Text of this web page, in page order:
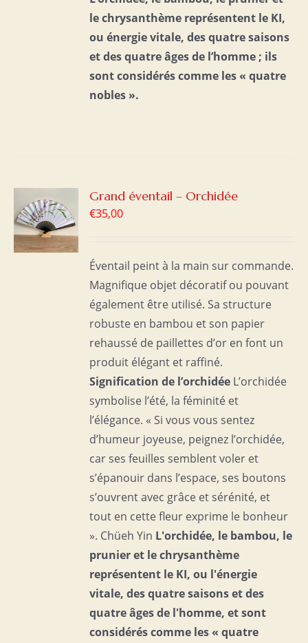
le chrysanthème représentent le KI,
ou énergie vitale, des quatre saisons
et des quatre âges de l’homme ; ils
sont considérés comme les « quatre
nobles ».
Grand éventail – Orchidée
€35,00
Éventail peint à la main sur commande.
Magnifique objet décoratif ou pouvant
également être utilisé. Sa structure
robuste en bambou et son papier
rehaussé de paillettes d’or en font un
produit élégant et raffiné.
Signification de l’orchidée L’orchidée
symbolise l’été, la féminité et
l’élégance. « Si vous vous sentez
d’humeur joyeuse, peignez l’orchidée,
car ses feuilles semblent voler et
s’épanouir dans l’espace, ses boutons
s’ouvrent avec grâce et sérénité, et
tout en cette fleur exprime le bonheur
». Chüeh Yin L'orchidée, le bambou, le
prunier et le chrysanthème
représentent le KI, ou l'énergie
vitale, des quatre saisons et des
quatre âges de l'homme, etsont
considérés comme les « quatre